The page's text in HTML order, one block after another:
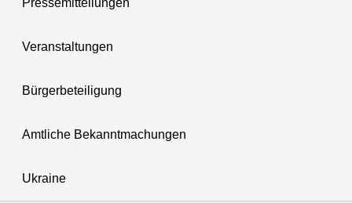
Veranstaltungen
Bürgerbeteiligung
Amtliche Bekanntmachungen
Ukraine